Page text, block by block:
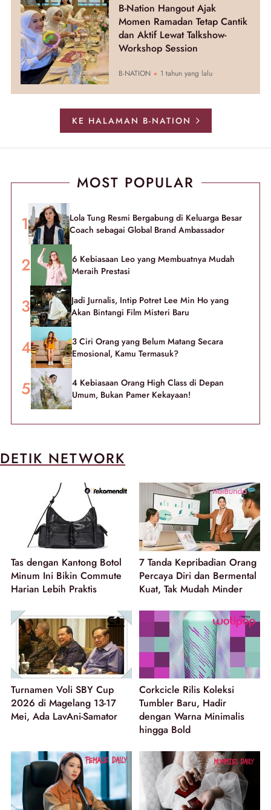
B-Nation Hangout Ajak
Momen Ramadan Tetap Cantik
dan Aktif Lewat Talkshow-
Workshop Session
B-NATION 1 tahun yang lalu
KE HALAMAN B-NATION
MOST POPULAR
Lola Tung Resmi Bergabung di Keluarga Besar
Coach sebagai Global Brand Ambassador
6 Kebiasaan Leo yang Membuatnya Mudah
Meraih Prestasi
Jadi Jurnalis, Intip Potret Lee Min Ho yang
Akan Bintangi Film Misteri Baru
3 Ciri Orang yang Belum Matang Secara
Emosional, Kamu Termasuk?
4 Kebiasaan Orang High Class di Depan
Umum, Bukan Pamer Kekayaan!
DETIK NETWORK
Tas dengan Kantong Botol
Minum Ini Bikin Commute
Harian Lebih Praktis
7 Tanda Kepribadian Orang
Percaya Diri dan Bermental
Kuat, Tak Mudah Minder
Turnamen Voli SBY Cup
2026 di Magelang 13-17
Mei, Ada LavAni-Samator
Corkcicle Rilis Koleksi
Tumbler Baru, Hadir
dengan Warna Minimalis
hingga Bold